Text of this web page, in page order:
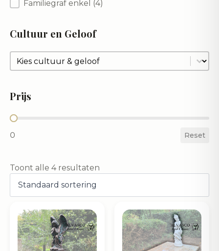
TypeFamiliegraf enkel (4)
Cultuur en Geloof
Cultuur en Geloof
Cultuur en Geloof
Prijs
Prijs
0 Reset
Toont alle 4 resultaten